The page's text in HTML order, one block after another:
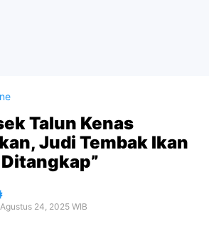
Talun Kenas
Judi Tembak Ikan
24, 2025 WIB